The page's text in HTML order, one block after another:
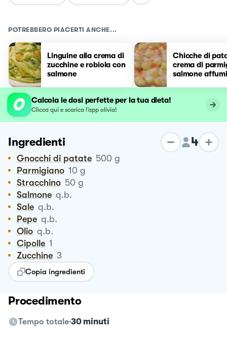
POTREBBERO PIACERTI ANCHE...
Linguine alla crema di
zucchine e robiola con
salmone
Chicche di
crema di
salmone
Calcola le dosi perfette per la tua dieta!
Clicca qui e scarica l’app olivia!
Ingredienti 4
Gnocchi di patate 500 g
Parmigiano 10 g
Stracchino 50 g
Salmone q.b.
Sale q.b.
Pepe q.b.
Olio q.b.
Cipolle 1
Zucchine 3
Copia ingredienti
Procedimento
Tempo totale 30 minuti